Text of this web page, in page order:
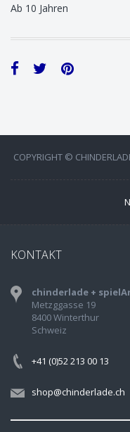
Ab 10 Jahren
COPYRIGHT ©
KONTAKT
chinderlade +
Metzggasse 19
8400 Winterthur
Schweiz
+41 (0)52 213 00 13
shop@chinderlade.ch